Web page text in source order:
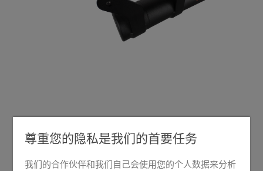
悬停放大
尊重您的隐私是我们的首要任务
我们的合作伙伴和我们自己会使用您的个人数据来分析